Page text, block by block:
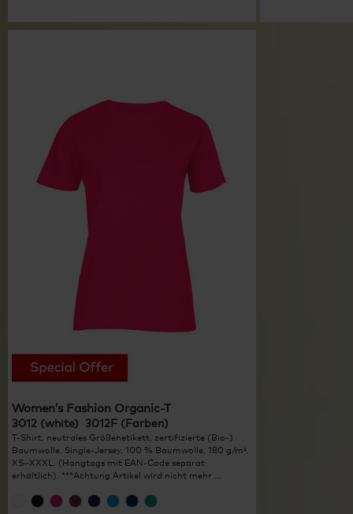
Women’s Fashion Organic-T
3012 (white) 3012F (Farben)
T-Shirt, neutrales Größenetikett, zertifizierte (Bio-)
Baumwolle, Single-Jersey, 100 % Baumwolle, 180 g/m²,
XS–XXXL. (Hangtags mit EAN-Code separat
erhältlich). ***Achtung Artikel wird nicht mehr ...